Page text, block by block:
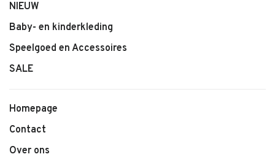
NIEUW
Baby- en kinderkleding
Speelgoed en Accessoires
SALE
Homepage
Contact
Over ons